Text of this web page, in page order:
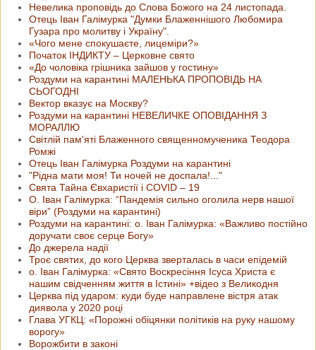
Невелика проповідь до Слова Божого на 24 листопада.
Отець Іван Галімурка "Думки Блаженнішого Любомира
Гузара про молитву і Україну".
«Чого мене спокушаєте, лицеміри?»
Початок ІНДИКТУ – Церковне свято
«До чоловіка грішника зайшов у гостину»
Роздуми на карантині МАЛЕНЬКА ПРОПОВІДЬ НА
СЬОГОДНІ
Вектор вказує на Москву?
Роздуми на карантині НЕВЕЛИЧКЕ ОПОВІДАННЯ З
МОРАЛЛЮ
Світлій пам'яті Блаженного священномученика Теодора
Ромжі
Отець Іван Галімурка Роздуми на карантині
"Рідна мати моя! Ти ночей не доспала!..."
Свята Тайна Євхаристії і COVID – 19
О. Іван Галімурка: “Пандемія сильно оголила нерв нашої
віри” (Роздуми на карантині)
Роздуми на карантині: о. Іван Галімурка: «Важливо постійно
доручати своє серце Богу»
До джерела надії
Троє святих, до кого Церква зверталась в часи епідемій
о. Іван Галімурка: «Свято Воскресіння Ісуса Христа є
нашим свідченням життя в Істині» +відео з Великодня
Церква під ударом: куди буде направлене вістря атак
диявола у 2020 році
Глава УГКЦ: «Порожні обіцянки політиків на руку нашому
ворогу»
Ворожбити в законі